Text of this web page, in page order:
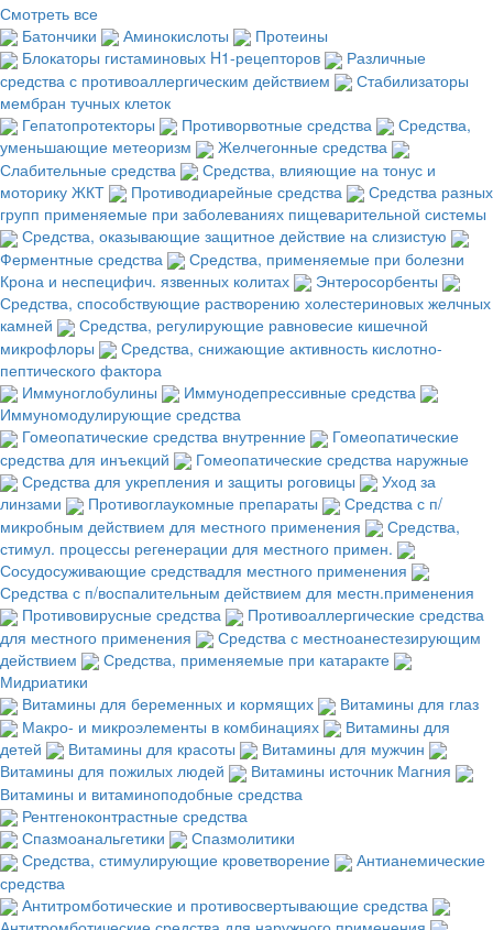
Смотреть все
Батончики
Аминокислоты
Протеины
Блокаторы гистаминовых H1-рецепторов
Различные
средства с противоаллергическим действием
Стабилизаторы
мембран тучных клеток
Гепатопротекторы
Противорвотные средства
Средства,
уменьшающие метеоризм
Желчегонные средства
Слабительные средства
Средства, влияющие на тонус и
моторику ЖКТ
Противодиарейные средства
Средства разных
групп применяемые при заболеваниях пищеварительной системы
Средства, оказывающие защитное действие на слизистую
Ферментные средства
Средства, применяемые при болезни
Крона и неспецифич. язвенных колитах
Энтеросорбенты
Средства, способствующие растворению холестериновых желчных
камней
Средства, регулирующие равновесие кишечной
микрофлоры
Средства, снижающие активность кислотно-
пептического фактора
Иммуноглобулины
Иммунодепрессивные средства
Иммуномодулирующие средства
Гомеопатические средства внутренние
Гомеопатические
средства для инъекций
Гомеопатические средства наружные
Средства для укрепления и защиты роговицы
Уход за
линзами
Противоглаукомные препараты
Средства с п/
микробным действием для местного применения
Средства,
стимул. процессы регенерации для местного примен.
Сосудосуживающие средствадля местного применения
Средства с п/воспалительным действием для местн.применения
Противовирусные средства
Противоаллергические средства
для местного применения
Средства с местноанестезирующим
действием
Средства, применяемые при катаракте
Мидриатики
Витамины для беременных и кормящих
Витамины для глаз
Макро- и микроэлементы в комбинациях
Витамины для
детей
Витамины для красоты
Витамины для мужчин
Витамины для пожилых людей
Витамины источник Магния
Витамины и витаминоподобные средства
Рентгеноконтрастные средства
Спазмоанальгетики
Спазмолитики
Средства, стимулирующие кроветворение
Антианемические
средства
Антитромботические и противосвертывающие средства